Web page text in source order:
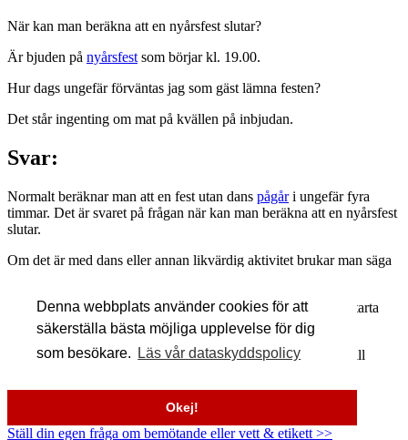
Denna webbplats använder cookies för att
säkerställa bästa möjliga upplevelse för dig
som besökare.
Läs vår dataskyddspolicy
Okej!
När kan man beräkna att en nyårsfest slutar?
Är bjuden på nyårsfest som börjar kl. 19.00.
Hur dags ungefär förväntas jag som gäst lämna festen?
Det står ingenting om mat på kvällen på inbjudan.
Svar:
Normalt beräknar man att en fest utan dans pågåri ungefär fyra
timmar. Det är svaret på frågan när kan man beräkna att en nyårsfest
slutar.
Om det är med dans eller annan likvärdig aktivitet brukar man säga
Är det vid 19.00 kan du säkert räkna med att de beslutat att starta
med en bit mat.
Så vid nyår kan du nog beräkna att från tolvslaget och fram till
Läs mer i min artikel om nyårsfest >> >>
Ställ din egen fråga om bemötande eller vett & etikett >>